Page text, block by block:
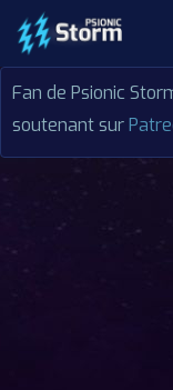
Fan de Psionic
soutenant sur